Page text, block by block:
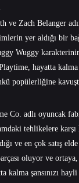
ve Zach Belanger
yer aldığı bir
Wuggy
hayatta
popülerliğine
Co. adlı oyuncak
tehlikelere karşı
ve en çok satış
oluyor ve
kalma şansınızı